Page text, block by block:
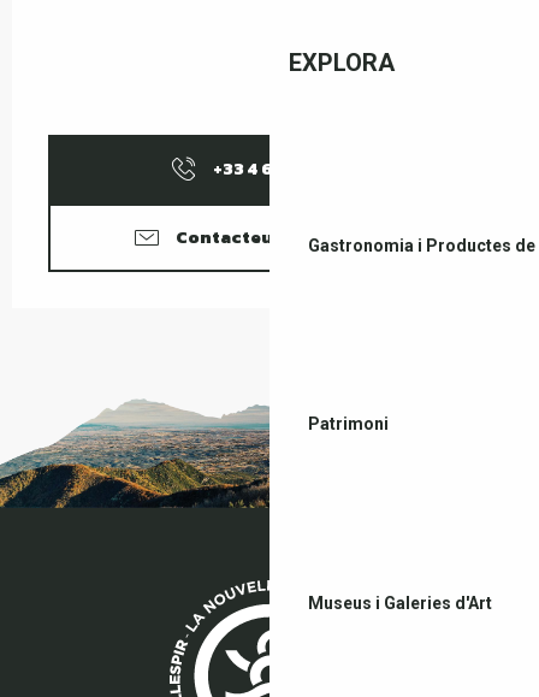
EXPLORA
Gastronomia i Productes
Patrimoni
Museus i Galeries d'Art
+33 4 68 87 97
Contacteu amb nosaltres